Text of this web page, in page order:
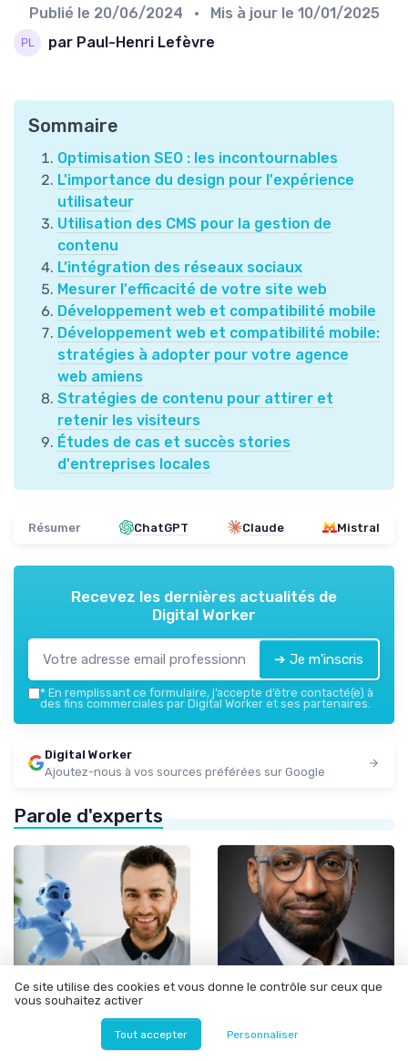
Publié le 20/06/2024 • Mis à jour le 10/01/2025
par Paul-Henri Lefèvre
Sommaire
Optimisation SEO : les incontournables
L'importance du design pour l'expérience
utilisateur
Utilisation des CMS pour la gestion de
contenu
L’intégration des réseaux sociaux
Mesurer l'efficacité de votre site web
Développement web et compatibilité mobile
Développement web et compatibilité mobile:
stratégies à adopter pour votre agence
web amiens
Stratégies de contenu pour attirer et
retenir les visiteurs
Études de cas et succès stories
d'entreprises locales
Résumer ChatGPT Claude Mistral
Recevez les dernières actualités de
Digital Worker
➔ Je m'inscris
* En remplissant ce formulaire, j’accepte d’être contacté(e) à
des fins commerciales par Digital Worker et ses partenaires.
Digital Worker
Ajoutez-nous à vos sources préférées sur Google
Parole d'experts
24/07/2026
Interview •
Ce site utilise des cookies et vous donne le contrôle sur ceux que
vous souhaitez activer
Tout accepter Personnaliser